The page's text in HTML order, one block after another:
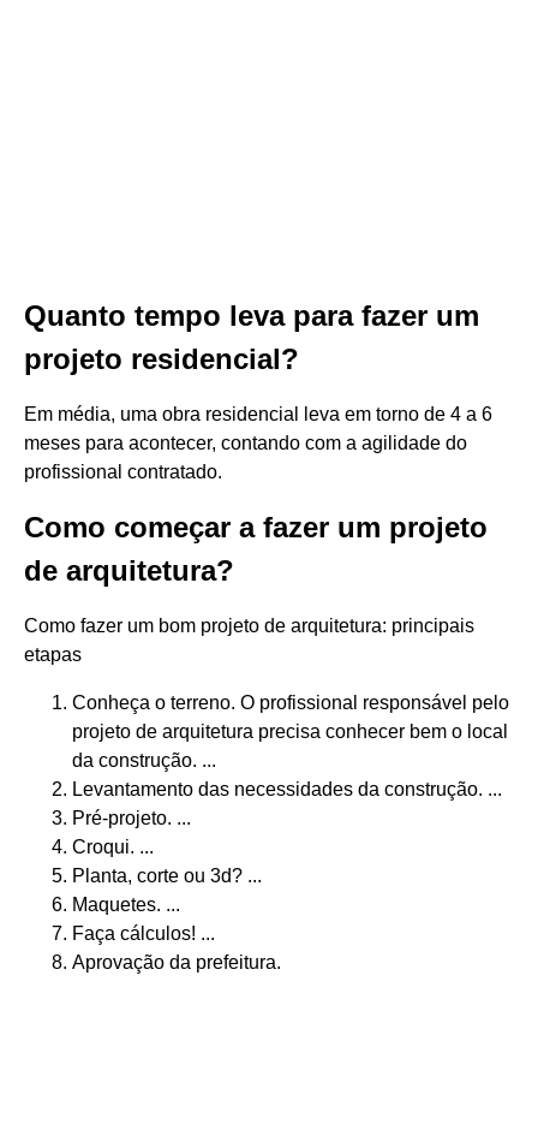
Quanto tempo leva para fazer um
projeto residencial?
Em média, uma obra residencial leva em torno de 4 a 6
meses para acontecer, contando com a agilidade do
profissional contratado.
Como começar a fazer um projeto
de arquitetura?
Como fazer um bom projeto de arquitetura: principais
etapas
Conheça o terreno. O profissional responsável pelo
projeto de arquitetura precisa conhecer bem o local
da construção. ...
Levantamento das necessidades da construção. ...
Pré-projeto. ...
Croqui. ...
Planta, corte ou 3d? ...
Maquetes. ...
Faça cálculos! ...
Aprovação da prefeitura.